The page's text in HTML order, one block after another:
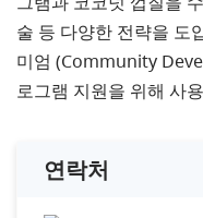
술 등 다양한 전략을 도
미엄 (Community
로그램 지원을 위해 사
연락처